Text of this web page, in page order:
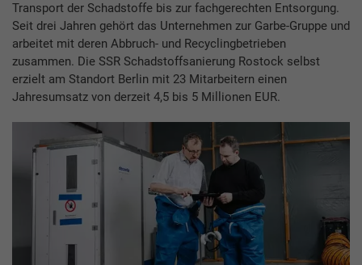
Transport der Schadstoffe bis zur fachgerechten Entsorgung.
Seit drei Jahren gehört das Unternehmen zur Garbe-Gruppe und
arbeitet mit deren Abbruch- und Recyclingbetrieben
zusammen. Die SSR Schadstoffsanierung Rostock selbst
erzielt am Standort Berlin mit 23 Mitarbeitern einen
Jahresumsatz von derzeit 4,5 bis 5 Millionen EUR.